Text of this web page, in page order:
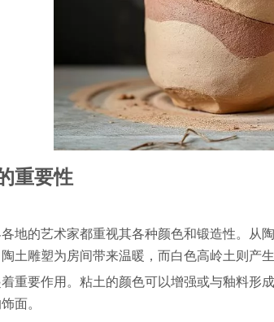
重要性
地的艺术家都重视其各种颜色和锻造性。
土雕塑为房间带来温暖，而白色高岭土则产生
重要作用。粘土的颜色可以增强或与釉料
面。